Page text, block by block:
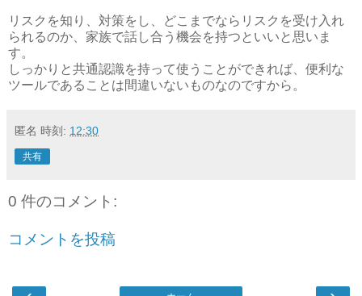
リスクを知り、対策をし、どこまでならリスクを受け入れ
られるのか、家族で話し合う機会を持つといいと思いま
す。
しっかりと共通認識を持って使うことができれば、便利な
ツールであることは間違いないものなのですから。
匿名 時刻: 12:30
共有
0 件のコメント:
コメントを投稿